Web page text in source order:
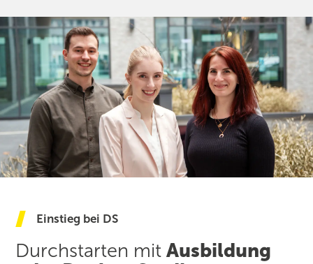
Einstieg bei DS
Durchstarten mitAusbildung